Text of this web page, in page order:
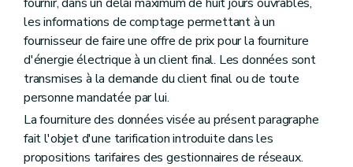
les informations de comptage permettant à un
fournisseur de faire une offre de prix pour la fourniture
d'énergie électrique à un client final. Les données sont
transmises à la demande du client final ou de toute
personne mandatée par lui.
La fourniture des données visée au présent paragraphe
fait l'objet d'une tarification introduite dans les
propositions tarifaires des gestionnaires de réseaux.